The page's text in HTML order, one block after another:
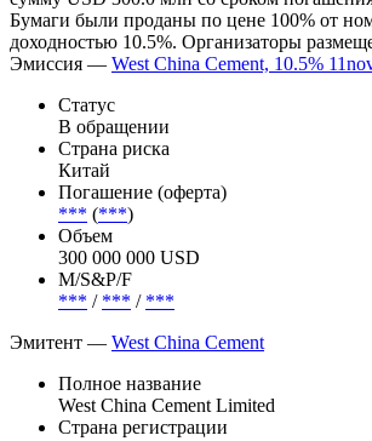
2 февраля 2026 Cbonds
2 февраля 2026 эмитент West China Cement
еврооблигации (XS3277000900) cо ставкой
Бумаги были проданы по цене 100% от
доходностью 10.5%. Организаторы
Эмиссия —West China Cement, 10.5%
Статус
В обращении
Страна риска
Китай
Погашение (оферта)
*** ( ***)
300 000 000 USD
***/***/***
Эмитент —West China Cement